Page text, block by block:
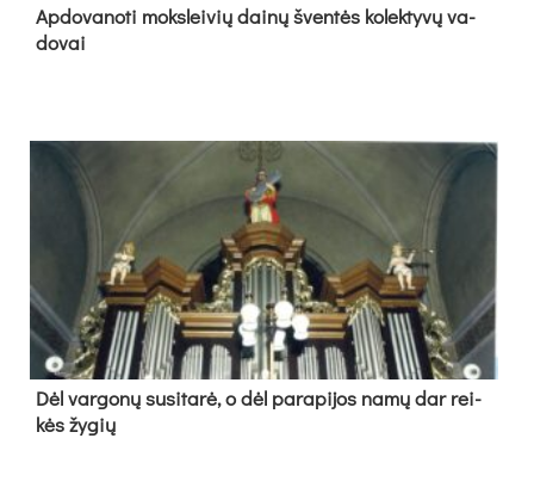
Ap­do­va­no­ti moks­lei­vių dai­nų šven­tės ko­lek­ty­vų va­
do­vai
Dėl var­go­nų su­si­ta­rė, o dėl pa­ra­pi­jos na­mų dar rei­
kės žy­gių